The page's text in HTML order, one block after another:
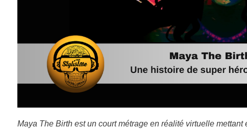
Maya The Birth est un court métrage en réalité virtuelle